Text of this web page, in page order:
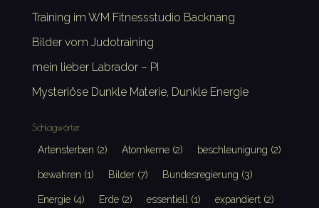
Training im WM Fitnessstudio Backnang
Bilder vom Judotraining
mein lieber Labrador – PI
Mysteriöse Dunkle Materie, Dunkle Energie
Schlagwörter
Artensterben (2) Atomkerne(2) beschleunigung (2)
bewahren (1) Bilder(7) Bundesregierung (3)
Energie(4) Erde(2) essentiell (1) expandiert(2)